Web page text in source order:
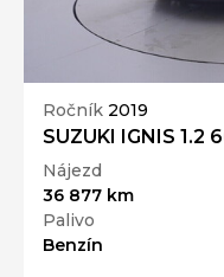
Ročník 2019
SUZUKI IGNIS 1.2
Nájezd
36 877 km
Palivo
Benzín